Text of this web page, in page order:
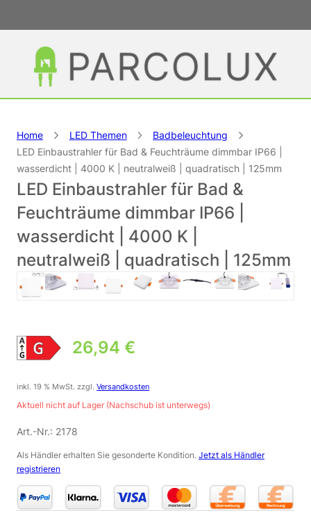
Home LED Themen
Badbeleuchtung
LED Einbaustrahler für Bad & Feuchträume dimmbar IP66 |
wasserdicht | 4000 K | neutralweiß | quadratisch | 125mm
LED Einbaustrahler für Bad &
Feuchträume dimmbar IP66 |
wasserdicht | 4000 K |
neutralweiß | quadratisch | 125mm
26,94 €
inkl. 19 % MwSt. zzgl.Versandkosten
Aktuell nicht auf Lager (Nachschub ist unterwegs)
Art.-Nr.: 2178
Als Händler erhalten Sie gesonderte Kondition. Jetzt als Händler
registrieren